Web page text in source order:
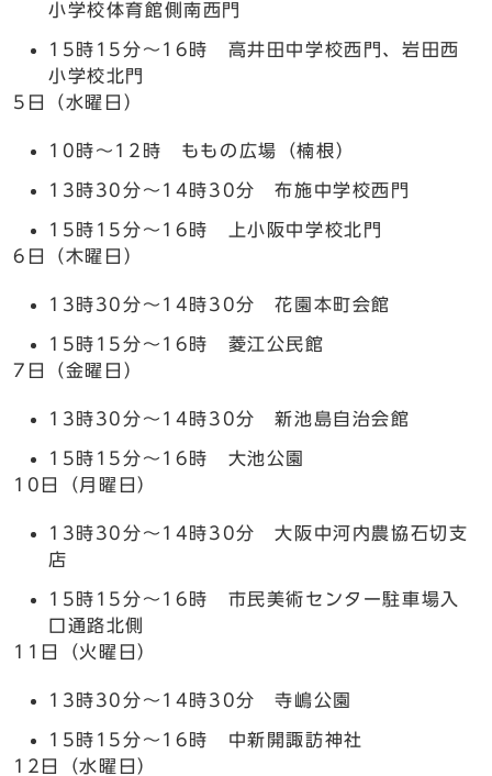
小学校体育館側南西門
15時15分～16時 高井田中学校西門、岩田西
小学校北門
5日（水曜日）
10時～12時 ももの広場（楠根）
13時30分～14時30分 布施中学校西門
15時15分～16時 上小阪中学校北門
6日（木曜日）
13時30分～14時30分 花園本町会館
15時15分～16時 菱江公民館
7日（金曜日）
13時30分～14時30分 新池島自治会館
15時15分～16時 大池公園
10日（月曜日）
13時30分～14時30分 大阪中河内農協石切支
店
15時15分～16時 市民美術センター駐車場入
口通路北側
11日（火曜日）
13時30分～14時30分 寺嶋公園
15時15分～16時 中新開諏訪神社
12日（水曜日）